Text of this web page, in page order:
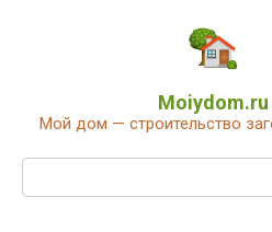
Moiydom.ru
Мой дом — строительство